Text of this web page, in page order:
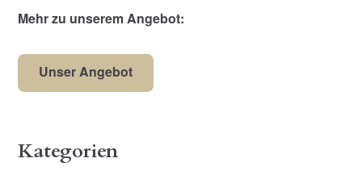
Mehr zu unserem Angebot:
Unser Angebot
Kategorien